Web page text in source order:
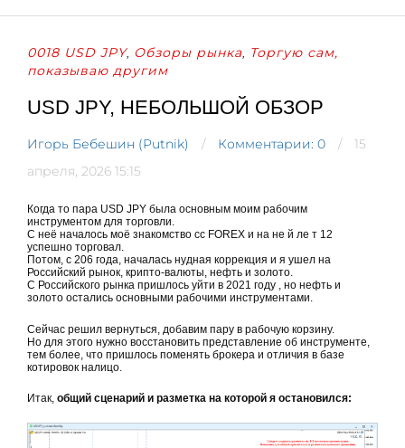
0018 USD JPY, Обзоры рынка, Торгую сам,
показываю другим
USD JPY, НЕБОЛЬШОЙ ОБЗОР
Игорь Бебешин (Putnik) Комментарии: 0
15
апреля, 2026 15:15
Когда то пара USD JPY была основным моим рабочим
инструментом для торговли.
С неё началось моё знакомство сс FOREX и на не й ле т 12
успешно торговал.
Потом, с 206 года, началась нудная коррекция и я ушел на
Российский рынок, крипто-валюты, нефть и золото.
С Российского рынка пришлось уйти в 2021 году , но нефть и
золото остались основными рабочими инструментами.
Сейчас решил вернуться, добавим пару в рабочую корзину.
Но для этого нужно восстановить представление об инструменте,
тем более, что пришлось поменять брокера и отличия в базе
котировок налицо.
Итак, общий сценарий и разметка на которой я остановился: